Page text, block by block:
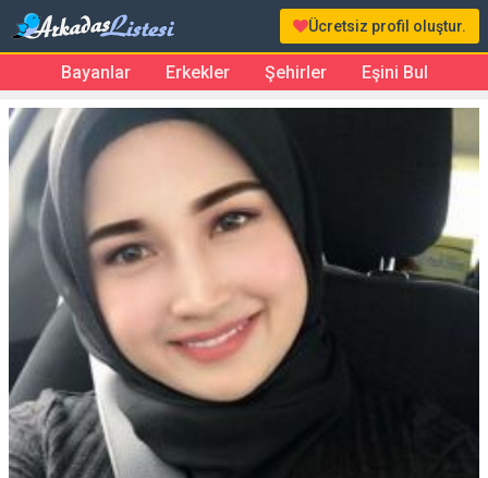
Ücretsiz profil oluştur.
Bayanlar Erkekler Şehirler Eşini Bul